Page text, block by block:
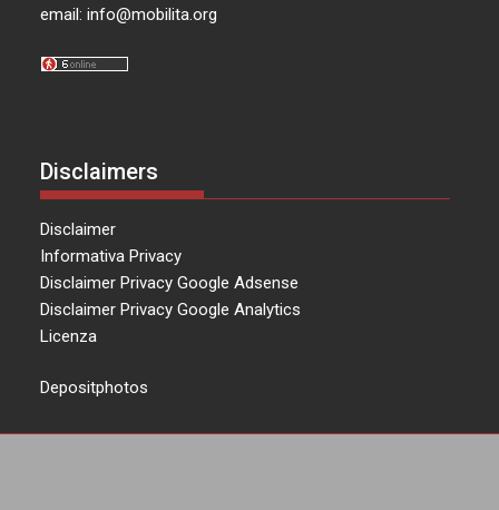
email:info@mobilita.org
Disclaimers
Disclaimer
Informativa Privacy
Disclaimer Privacy Google Adsense
Disclaimer Privacy Google Analytics
Licenza
Depositphotos